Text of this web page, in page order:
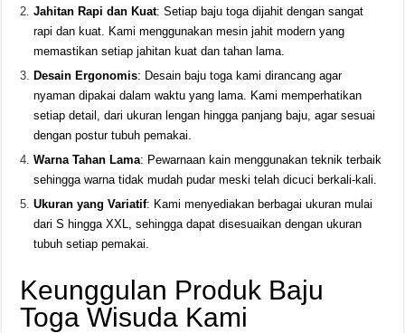
Jahitan Rapi dan Kuat: Setiap baju toga dijahit dengan sangat
rapi dan kuat. Kami menggunakan mesin jahit modern yang
memastikan setiap jahitan kuat dan tahan lama.
Desain Ergonomis: Desain baju toga kami dirancang agar
nyaman dipakai dalam waktu yang lama. Kami memperhatikan
setiap detail, dari ukuran lengan hingga panjang baju, agar sesuai
dengan postur tubuh pemakai.
Warna Tahan Lama: Pewarnaan kain menggunakan teknik terbaik
sehingga warna tidak mudah pudar meski telah dicuci berkali-kali.
Ukuran yang Variatif: Kami menyediakan berbagai ukuran mulai
dari S hingga XXL, sehingga dapat disesuaikan dengan ukuran
tubuh setiap pemakai.
Keunggulan Produk Baju
Toga Wisuda Kami